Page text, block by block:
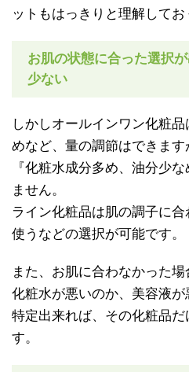
ットもはっきりと理解してお
お肌の状態に合った選択
少ない
しかしオールインワン化粧
めなど、量の調節はできます
『化粧水成分多め、油分少
ません。
ライン化粧品は肌の調子に
使うなどの選択が可能です。
また、お肌に合わなかった
化粧水が悪いのか、美容液が
特定出来れば、その化粧品だ
す。